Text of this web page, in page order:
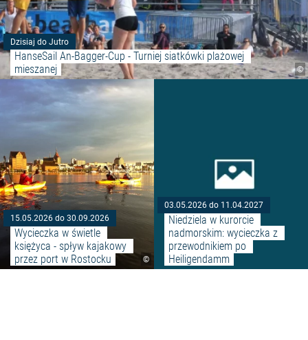
©
Dzisiaj do Jutro
HanseSail An-Bagger-Cup - Turniej siatkówki plażowej
mieszanej
©
15.05.2026 do 30.09.2026
Wycieczka w świetle
księżyca - spływ kajakowy
przez port w Rostocku
03.05.2026 do 11.04.2027
Niedziela w kurorcie
nadmorskim: wycieczka z
przewodnikiem po
Heiligendamm